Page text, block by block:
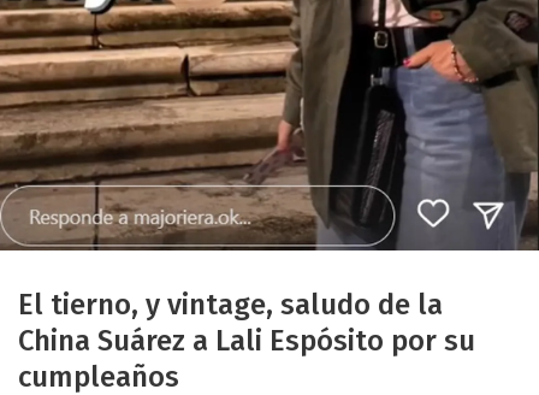
El tierno, y vintage, saludo de la
China Suárez a Lali Espósito por su
cumpleaños